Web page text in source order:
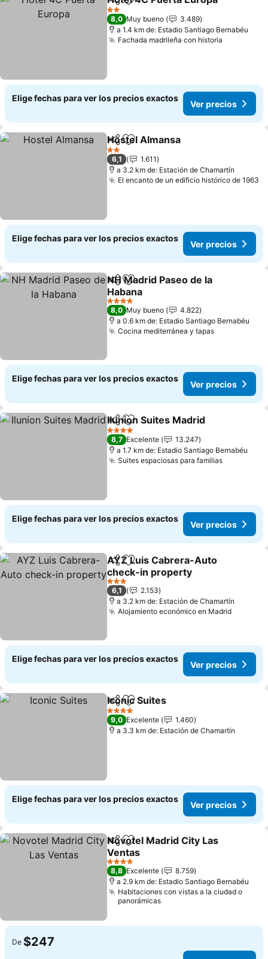
CompartirAgregar a favoritos
2 Estrellas
8,0 Muy bueno
3.489
a 1.4 km de: Estadio Santiago Bernabéu
Fachada madrileña con historia
Elige fechas para ver los precios exactos
Ver precios
CompartirAgregar a favoritos
Hostel Almansa
2 Estrellas
6,1
1.611
a 3.2 km de: Estación de Chamartín
El encanto de un edificio histórico de 1963
Elige fechas para ver los precios exactos
Ver precios
CompartirAgregar a favoritos
NH Madrid Paseo de la
Habana
Ver precios
4 Estrellas
8,0 Muy bueno
4.822
a 0.6 km de: Estadio Santiago Bernabéu
Cocina mediterránea y tapasVer precios
Elige fechas para ver los precios exactos
Ver precios
CompartirAgregar a favoritos
Ilunion Suites Madrid
4 Estrellas
8,7 Excelente
13.247
a 1.7 km de: Estadio Santiago Bernabéu
Suites espaciosas para familiasVer
Elige fechas para ver los precios exactos
Ver precios
CompartirAgregar a favoritos
AYZ Luis Cabrera-Auto
check-in property
Ver precios
3 Estrellas
6,1
2.153
a 3.2 km de: Estación de Chamartín
Alojamiento económico en MadridVer
Elige fechas para ver los precios exactos
Ver precios
CompartirAgregar a favoritos
Iconic Suites
4 Estrellas
9,0 Excelente
1.460
a 3.3 km de: Estación de Chamartín
Elige fechas para ver los precios exactos
Ver precios
CompartirAgregar a favoritos
Novotel Madrid City Las
Ventas
Ver precios
4 Estrellas
8,8 Excelente
8.759
a 2.9 km de: Estadio Santiago Bernabéu
Habitaciones con vistas a la ciudad o
panorámicas
De $247